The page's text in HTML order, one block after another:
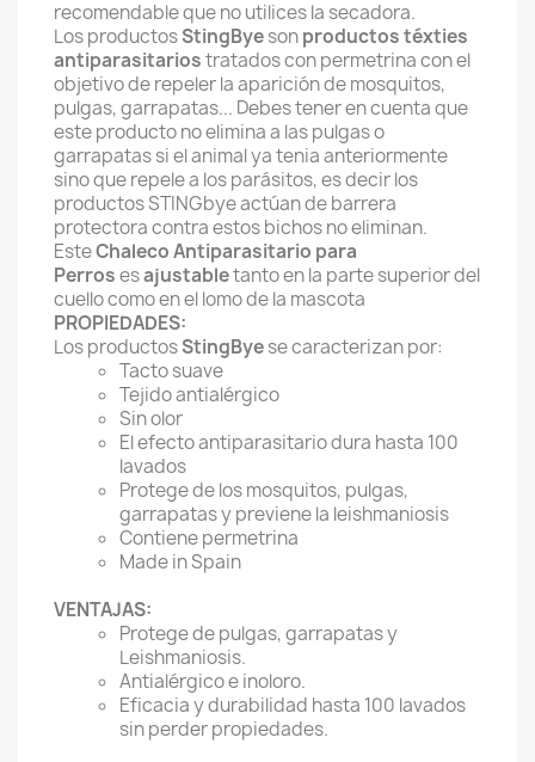
recomendable que no utilices la secadora.
Los productosStingByesonproductos téxties
antiparasitariostratados con permetrina con el
objetivo de repeler la aparición de mosquitos,
pulgas, garrapatas... Debes tener en cuenta que
este producto no elimina a las pulgas o
garrapatas si el animal ya tenia anteriormente
sino que repele a los parásitos, es decir los
productos STINGbye actúan de barrera
protectora contra estos bichos no eliminan.
EsteChaleco Antiparasitario para
Perrosesajustabletanto en la parte superior del
cuello como en el lomo de la mascota
PROPIEDADES:
Los productosStingByese caracterizan por:
Tacto suave
Tejido antialérgico
Sin olor
El efecto antiparasitario dura hasta 100
lavados
Protege de los mosquitos, pulgas,
garrapatas y previene la leishmaniosis
Contiene permetrina
Made in Spain
VENTAJAS:
Protege de pulgas, garrapatas y
Leishmaniosis.
Antialérgico e inoloro.
Eficacia y durabilidad hasta 100 lavados
sin perder propiedades.